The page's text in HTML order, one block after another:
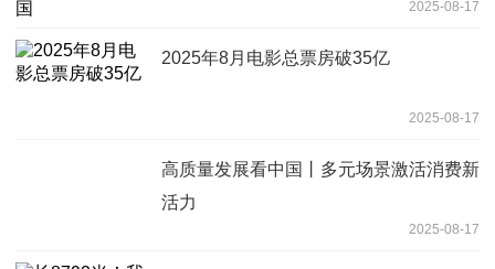
2025-08-17
2025年8月电影总票房破35亿
2025-08-17
高质量发展看中国丨多元场景激活消费新
活力
2025-08-17